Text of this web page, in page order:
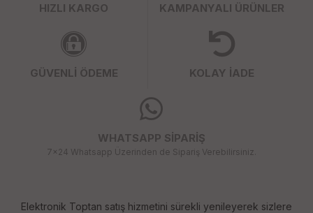
HIZLI KARGO KAMPANYALI ÜRÜNLER
GÜVENLİ ÖDEME KOLAY İADE
WHATSAPP SİPARİŞ
7x24 Whatsapp Üzerinden de Sipariş Verebilirsiniz.
Elektronik Toptan satış hizmetini sürekli yenileyerek sizlere